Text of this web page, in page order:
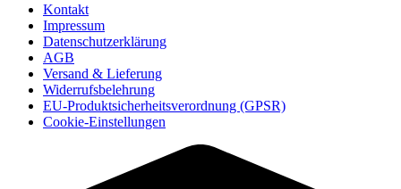
Kontakt
Impressum
Datenschutzerklärung
AGB
Versand & Lieferung
Widerrufsbelehrung
EU-Produktsicherheitsverordnung (GPSR)
Cookie-Einstellungen